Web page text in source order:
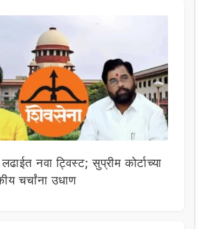
नवा ट्विस्ट; सुप्रीम कोर्टाच्या
चर्चांना उधाण